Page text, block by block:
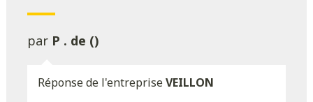
par P . de ()
Réponse de l'entrepriseVEILLON